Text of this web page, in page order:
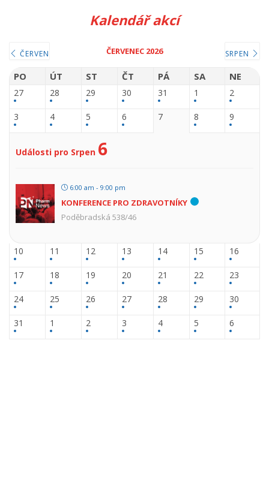
Kalendář akcí
ČERVEN ČERVENEC 2026 SRPEN
PO ÚT ST ČT PÁ SA NE
27 28 29 30 31 1 2
3 4 5 6 7 8 9
Události pro Srpen 6
6:00 am - 9:00 pm
KONFERENCE PRO ZDRAVOTNÍKY
Poděbradská 538/46
10 11 12 13 14 15 16
17 18 19 20 21 22 23
24 25 26 27 28 29 30
31 1 2 3 4 5 6